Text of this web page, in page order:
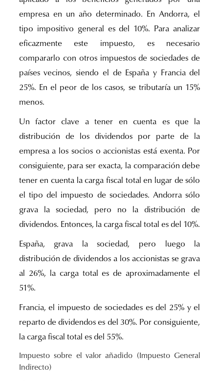
empresa en un año determinado. En Andorra, el
tipo impositivo general es del 10%. Para analizar
eficazmente este impuesto, es necesario
compararlo con otros impuestos de sociedades de
países vecinos, siendo el de España y Francia del
25%. En el peor de los casos, se tributaría un 15%
menos.
Un factor clave a tener en cuenta es que la
distribución de los dividendos por parte de la
empresa a los socios o accionistas está exenta. Por
consiguiente, para ser exacta, la comparación debe
tener en cuenta la carga fiscal total en lugar de sólo
el tipo del impuesto de sociedades. Andorra sólo
grava la sociedad, pero no la distribución de
dividendos. Entonces, la carga fiscal total es del 10%.
España, grava la sociedad, pero luego la
distribución de dividendos a los accionistas se grava
al 26%, la carga total es de aproximadamente el
51%.
Francia, el impuesto de sociedades es del 25% y el
reparto de dividendos es del 30%. Por consiguiente,
la carga fiscal total es del 55%.
Impuesto sobre el valor añadido (Impuesto General
Indirecto)